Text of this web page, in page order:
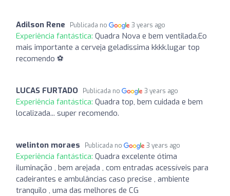
Adilson Rene Publicada no 3 years ago
Experiência fantástica: Quadra Nova e bem ventilada.Eo
mais importante a cerveja geladissima kkkk.lugar top
recomendo ⚽
LUCAS FURTADO Publicada no 3 years ago
Experiência fantástica: Quadra top, bem cuidada e bem
localizada... super recomendo.
welinton moraes Publicada no 3 years ago
Experiência fantástica: Quadra excelente ótima
iluminação , bem arejada , com entradas acessíveis para
cadeirantes e ambulâncias caso precise , ambiente
tranquilo , uma das melhores de CG